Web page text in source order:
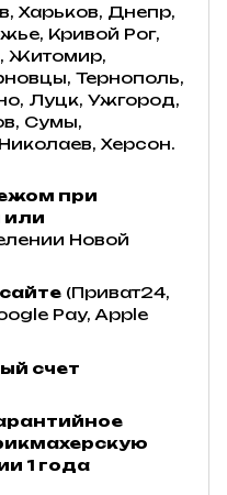
Харьков, Днепр,
Кривой Рог,
Житомир,
Тернополь,
Луцк, Ужгород,
Сумы,
Херсон.
при
или
Новой
(Приват24,
Pay, Apple
счет
1 года